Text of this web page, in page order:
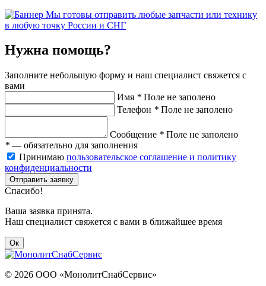
Мы готовы отправить любые запчасти или технику
в любую точку России и СНГ
Нужна помощь?
Заполните небольшую форму и наш специалист свяжется с
вами
Имя * Поле не заполено
Телефон * Поле не заполено
Сообщение * Поле не заполено
* — обязательно для заполнения
Принимаю пользовательское соглашение и политику
конфиденциальности
Отправить заявку
Спасибо!
Ваша заявка принята.
Наш специалист свяжется с вами в ближайшее время
Ок
© 2026 ООО «МонолитСнабСервис»